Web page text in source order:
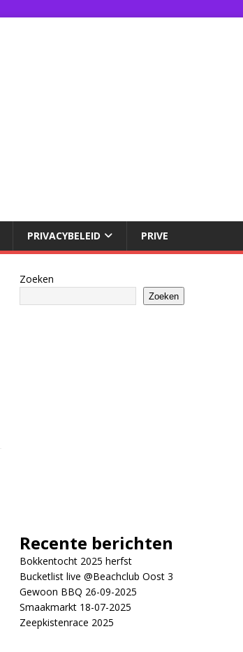
PRIVACYBELEID PRIVE
Zoeken
Zoeken
Recente berichten
Bokkentocht 2025 herfst
Bucketlist live @Beachclub Oost 3
Gewoon BBQ 26-09-2025
Smaakmarkt 18-07-2025
Zeepkistenrace 2025